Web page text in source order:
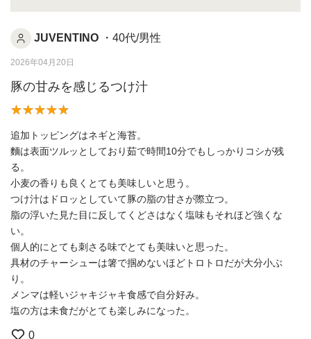
JUVENTINO ・40代/男性
2026年04月20日
豚の甘みを感じるつけ汁
追加トッピングはネギと海苔。
麵は表面ツルッとしており茹で時間10分でもしっかりコシが残
る。
小麦の香りも良くとても美味しいと思う。
つけ汁はドロッとしていて豚の脂の甘さが際立つ。
脂の浮いた見た目に反してくどさはなく塩味もそれほど強くな
い。
個人的にとても刺さる味でとても美味いと思った。
具材のチャーシューは箸で掴めないほどトロトロだが大分小ぶ
り。
メンマは軽いジャキジャキ食感で自分好み。
塩の方は未食だがとても楽しみになった。
0